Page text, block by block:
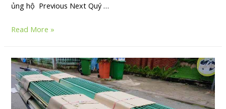
ủng hộ Previous Next Quý …
Read More »